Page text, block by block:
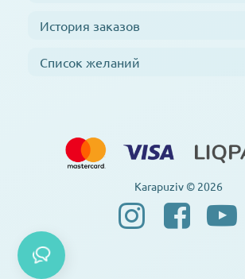
История заказов
Список желаний
Karapuziv © 2026